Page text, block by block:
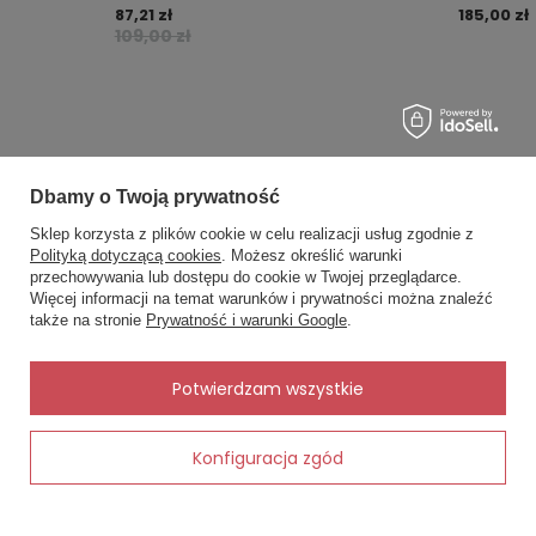
Dodaj do koszyka
Serwis opinii Opineo
Czy opinia była pomocna?
109,00 zł
87,21 zł 185,00 zł
MOJE ZAMÓWIENIE
Status zamówienia
Śledzenie przesyłki
Chcę zwrócić produkt
Kontakt
×
✨ Asystent zakupowy
Napisz czego szukasz — pokażę
gotowe propozycje.
Dbamy o Twoją prywatność
Sklep korzysta z plików cookie w celu realizacji usług zgodnie z
Polityką dotyczącą cookies. Możesz określić warunki
przechowywania lub dostępu do cookie w Twojej przeglądarce.
Więcej informacji na temat warunków i prywatności można znaleźć
także na stronie Prywatność i warunki Google.
Konfiguracja zgód
Potwierdzam wszystkie